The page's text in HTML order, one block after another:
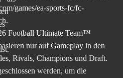
games/ea-sports-fc/fc-
Football Ultimate Team™
nur auf Gameplay in den
Rivals, Champions und Draft.
werden, um die